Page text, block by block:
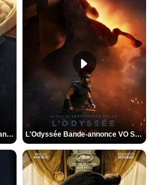
Spider-Man: Brand New Day Bande-annonce VO STFR L'Odyssée Bande-annonce VO STFR